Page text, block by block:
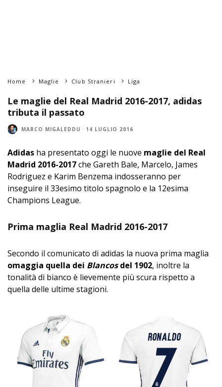
Home Maglie Club Stranieri Liga
Le maglie del Real Madrid 2016-2017, adidas
tributa il passato
MARCO MIGALEDDU · 14 LUGLIO 2016
Adidas ha presentato oggi le nuove maglie del Real
Madrid 2016-2017che Gareth Bale, Marcelo, James
Rodriguez e Karim Benzema indosseranno per
inseguire il 33esimo titolo spagnolo e la 12esima
Champions League.
Prima maglia Real Madrid 2016-2017
Secondo il comunicato di adidas la nuova prima maglia
omaggia quella dei Blancosdel 1902, inoltre la
tonalità di bianco è lievemente più scura rispetto a
quella delle ultime stagioni.